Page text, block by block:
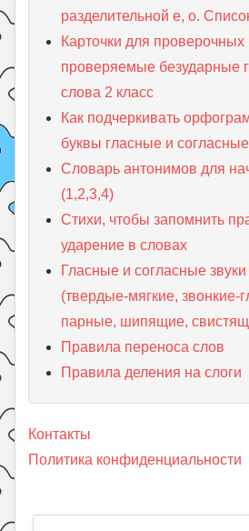
разделительной е, о.
Карточки для
проверяемые безударные
слова 2 класс
Как подчеркивать
буквы гласные и
Словарь антонимов для
(1,2,3,4)
Стихи, чтобы запомнить
ударение в словах
Гласные и согласные звуки
(твердые-мягкие, звонкие-
парные, шипящие,
Правила переноса слов
Правила деления на слоги
Контакты
Политика конфиденциальности